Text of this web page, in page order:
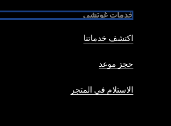
خدمات غوتشي
اكتشف خدماتنا
حجز موعد
الاستلام في المتجر